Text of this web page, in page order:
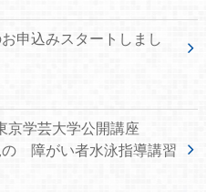
申込みスタートしまし
京学芸大学公開講座
の 障がい者水泳指導講習